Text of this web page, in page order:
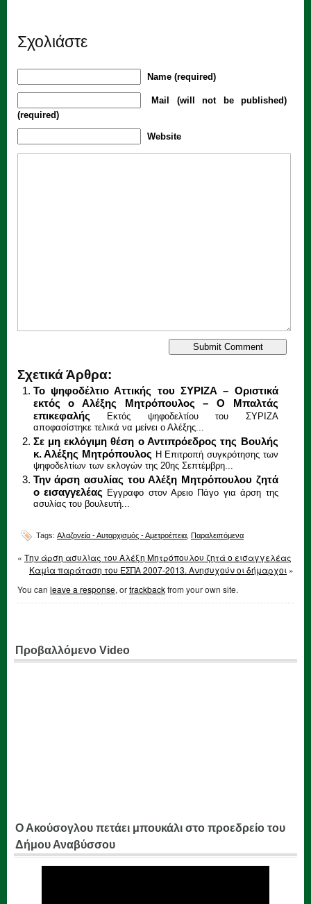
Σχολιάστε
Name (required)
Mail (will not be published)
(required)
Website
Σχετικά Άρθρα:
Το ψηφοδέλτιο Αττικής του ΣΥΡΙΖΑ – Οριστικά
εκτός ο Αλέξης Μητρόπουλος – Ο Μπαλτάς
επικεφαλής
Εκτός ψηφοδελτίου του ΣΥΡΙΖΑ
αποφασίστηκε τελικά να μείνει ο Αλέξης...
Σε μη εκλόγιμη θέση ο Αντιπρόεδρος της Βουλής
κ. Αλέξης Μητρόπουλος Η Επιτροπή συγκρότησης των
ψηφοδελτίων των εκλογών της 20ης Σεπτέμβρη...
Την άρση ασυλίας του Αλέξη Μητρόπουλου ζητά
ο εισαγγελέας
Εγγραφο στον Αρειο Πάγο για άρση της
ασυλίας του βουλευτή...
Tags: Αλαζονεία - Αυταρχισμός - Αμετροέπεια Παραλειπόμενα
« Την άρση ασυλίας του Αλέξη Μητρόπουλου ζητά ο εισαγγελέας
Καμία παράταση του ΕΣΠΑ 2007-2013. Ανησυχούν οι δήμαρχοι »
You can leave a response, ortrackbackfrom your own site.
Προβαλλόμενο Video
Ο Ακούσογλου πετάει μπουκάλι στο προεδρείο του
Δήμου Αναβύσσου